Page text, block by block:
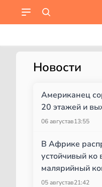
Новости
Американец
20 этажей и
06 августав13:55
В Африке
устойчивый ко
малярийный
05 августав21:42